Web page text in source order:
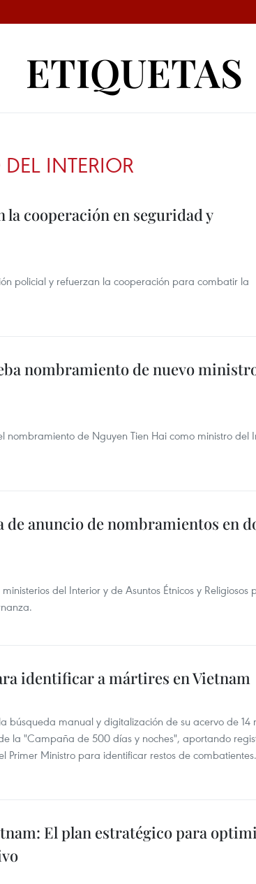
ETIQUETAS
INTERIOR
la cooperación en seguridad y
policial y refuerzan la cooperación para combatir la
nombramiento de nuevo
de Nguyen Tien Hai como ministro del
anuncio de nombramientos en
del Interior y de Asuntos Étnicos y Religiosos
identificar a mártires en Vietnam
búsqueda manual y digitalización de su acervo de 14
la "Campaña de 500 días y noches", aportando
Primer Ministro para identificar restos de combatientes.
El plan estratégico para